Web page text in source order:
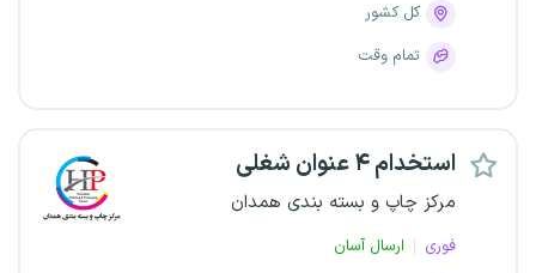
کل کشور
تمام وقت
استخدام ۴ عنوان شغلی
مرکز چاپ و بسته بندی همدان
فوری
ارسال آسان